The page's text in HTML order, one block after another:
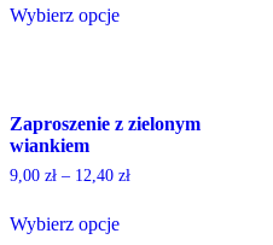
the
Wybierz opcje
variants.
The
options
may
chosen
Zaproszenie z zielonym
wiankiem
9,00 zł – 12,40 zł
Wybierz opcje